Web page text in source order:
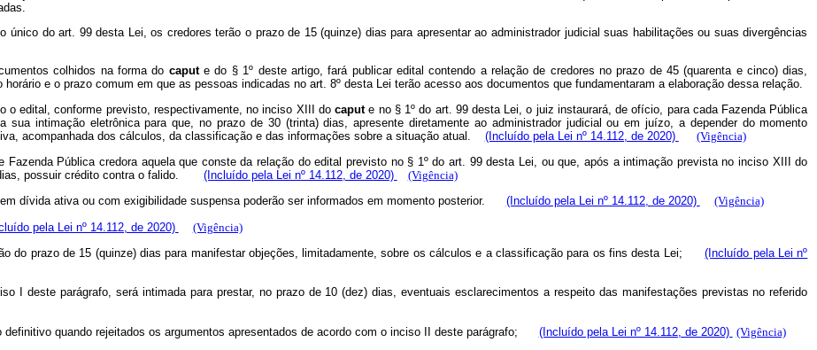
único do art. 99 desta Lei, os credores terão o prazo de 15 (quinze) dias para apresentar ao administrador judicial suas habilitações ou suas divergências
colhidos na forma do capute do § 1º deste artigo, fará publicar edital contendo a relação de credores no prazo de 45 (quarenta e cinco) dias,
e o prazo comum em que as pessoas indicadas no art. 8º desta Lei terão acesso aos documentos que fundamentaram a elaboração dessa relação.
o edital, conforme previsto, respectivamente, no inciso XIII docapute no § 1º do art. 99 desta Lei, o juiz instaurará, de ofício, para cada Fazenda Pública
intimação eletrônica para que, no prazo de 30 (trinta) dias, apresente diretamente ao administrador judicial ou em juízo, a depender do momento
acompanhada dos cálculos, da classificação e das informações sobre a situação atual. (Incluído pela Lei nº 14.112, de 2020)
(Vigência)
Fazenda Pública credora aquela que conste da relação do edital previsto no § 1º do art. 99 desta Lei, ou que, após a intimação prevista no inciso XIII do
dias, possuir crédito contra o falido. (Incluído pela Lei nº 14.112, de 2020)
(Vigência)
dívida ativa ou com exigibilidade suspensa poderão ser informados em momento posterior. (Incluído pela Lei nº 14.112, de 2020)
(Vigência)
pela Lei nº 14.112, de 2020)
(Vigência)
do prazo de 15 (quinze) dias para manifestar objeções, limitadamente, sobre os cálculos e a classificação para os fins desta Lei;(Incluído pela Lei nº
I deste parágrafo, será intimada para prestar, no prazo de 10 (dez) dias, eventuais esclarecimentos a respeito das manifestações previstas no referido
definitivo quando rejeitados os argumentos apresentados de acordo com o inciso II deste parágrafo; (Incluído pela Lei nº 14.112, de 2020) (Vigência)